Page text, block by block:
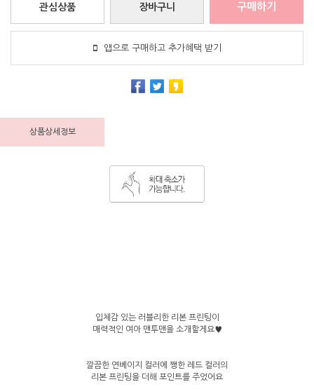
장바구니
관심상품 구매하기
앱으로 구매하고 추가혜택 받기
상품상세정보
입체감 있는 러블리한 리본 프린팅이
매력적인 여아 맨투맨을 소개할게요♥
깔끔한 연베이지 컬러에 쨍한 레드 컬러의
리본 프린팅을 더해 포인트를 주었어요